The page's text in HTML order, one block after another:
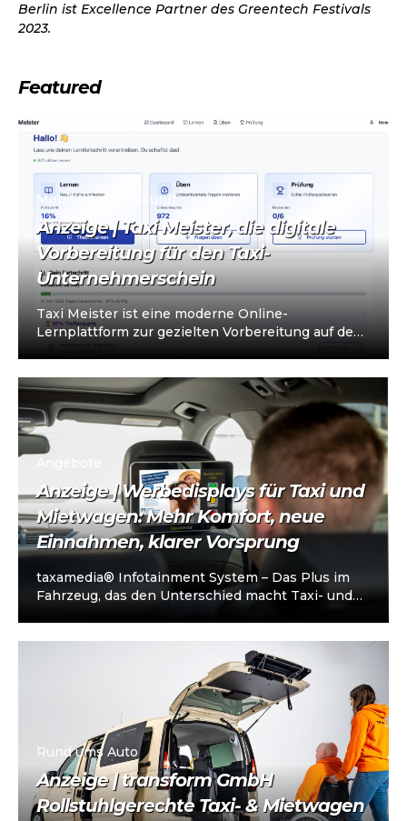
Berlin ist Excellence Partner des Greentech Festivals
2023.
Featured
Mobilität der Zukunft
Anzeige | Taxi Meister, die digitale
Vorbereitung für den Taxi-
Unternehmerschein
Taxi Meister ist eine moderne Online-
Lernplattform zur gezielten Vorbereitung auf den
Anzeige | Werbedisplays für Taxi und
Mietwagen: Mehr Komfort, neue
Einnahmen, klarer Vorsprung
taxamedia® Infotainment System – Das Plus im
Fahrzeug, das den Unterschied macht Taxi- und
Rund ums Auto
Anzeige | transform GmbH
Rollstuhlgerechte Taxi- & Mietwagen